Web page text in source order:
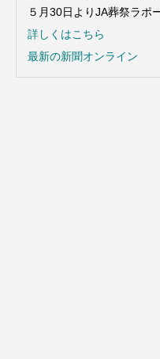
５月30日よりJA葬祭ラポ
詳しくはこちら
最新の新聞オンライン